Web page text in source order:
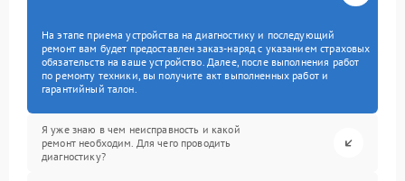
На этапе приема устройства на диагностику и последующий
ремонт вам будет предоставлен заказ-наряд с указанием страховых
обязательств на ваше устройство. Далее, после выполнения работ
по ремонту техники, вы получите акт выполненных работ и
гарантийный талон.
Я уже знаю в чем неисправность и какой
ремонт необходим. Для чего проводить
диагностику?